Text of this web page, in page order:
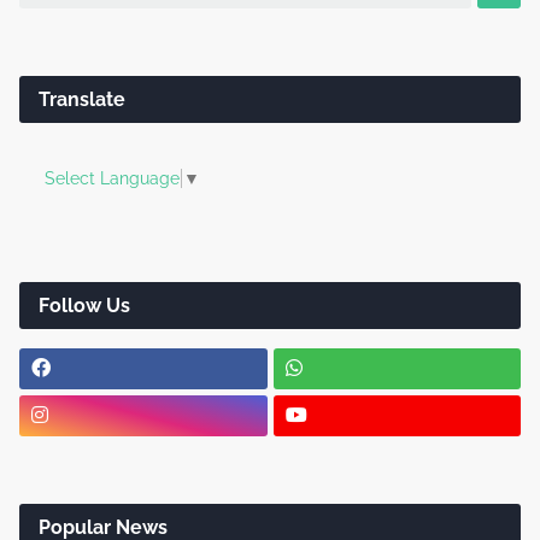
Translate
Select Language ▼
Follow Us
Popular News